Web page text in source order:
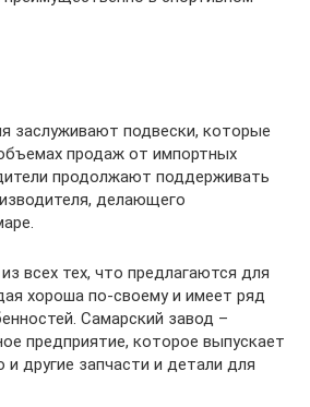
заслуживают подвески, которые
продаж от импортных
продолжают поддерживать
делающего
всех тех, что предлагаются для
хороша по-своему и имеет ряд
Самарский завод –
предприятие, которое выпускает
и другие запчасти и детали для